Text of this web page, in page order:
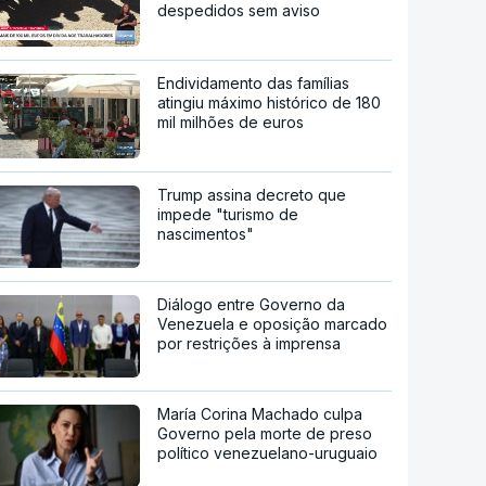
despedidos sem aviso
Endividamento das famílias
atingiu máximo histórico de 180
mil milhões de euros
Trump assina decreto que
impede "turismo de
nascimentos"
Diálogo entre Governo da
Venezuela e oposição marcado
por restrições à imprensa
María Corina Machado culpa
Governo pela morte de preso
político venezuelano-uruguaio